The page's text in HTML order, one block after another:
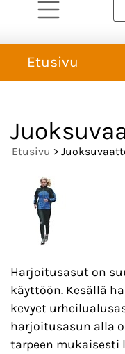
Etusivu
Etusivu >
Harjoitusasut on
käyttöön. Kesällä
kevyet
harjoitusasun alla
tarpeen mukaisesti